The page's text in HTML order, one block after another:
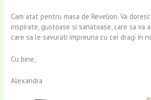
Cam atat pentru masa de Revelion. Va
inspirate, gustoase si sanatoase, care sa va
care sa le savurati impreuna cu cei dragi in
Cu bine,
Alexandra